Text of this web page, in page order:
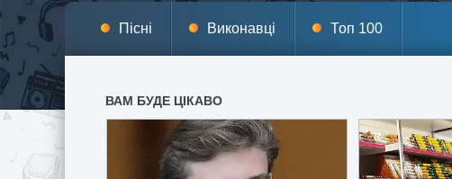
Пісні Виконавці Топ 100